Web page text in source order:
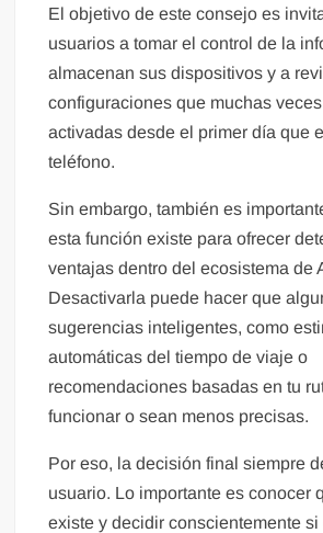
El objetivo de este consejo es
usuarios a tomar el control de la
almacenan sus dispositivos y a
configuraciones que muchas
activadas desde el primer día que
teléfono.
Sin embargo, también es
esta función existe para ofrecer
ventajas dentro del ecosistema de
Desactivarla puede hacer que
sugerencias inteligentes, como
automáticas del tiempo de viaje o
recomendaciones basadas en tu
funcionar o sean menos precisas.
Por eso, la decisión final siempre
usuario. Lo importante es conocer
existe y decidir conscientemente si